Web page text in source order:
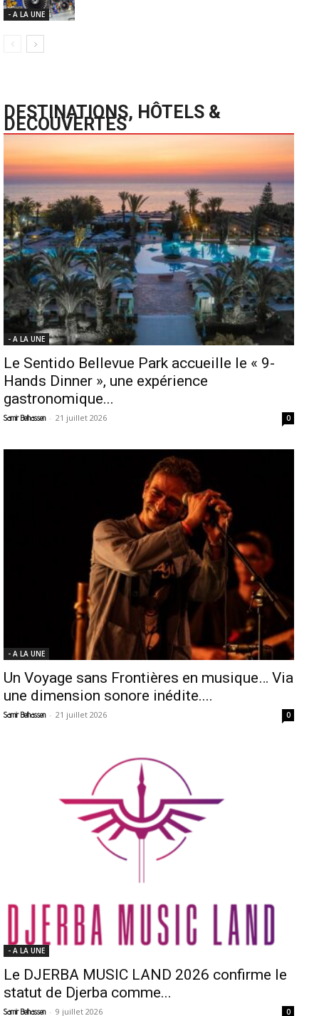
- A LA UNE
DESTINATIONS, HÔTELS &
DECOUVERTES
- A LA UNE
Le Sentido Bellevue Park accueille le « 9-
Hands Dinner », une expérience
gastronomique...
Samir Belhassen - 21 juillet 2026 0
- A LA UNE
Un Voyage sans Frontières en musique… Via
une dimension sonore inédite....
Samir Belhassen - 21 juillet 2026 0
- A LA UNE
Le DJERBA MUSIC LAND 2026 confirme le
statut de Djerba comme...
Samir Belhassen - 9 juillet 2026 0